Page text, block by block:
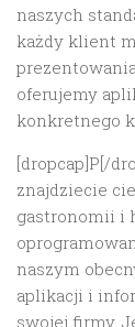
naszych
każdy klient
oferujemy
konkretnego
[dropcap]P[/
znajdziecie
gastronomii i
naszym
aplikacji i
swojej firmy.